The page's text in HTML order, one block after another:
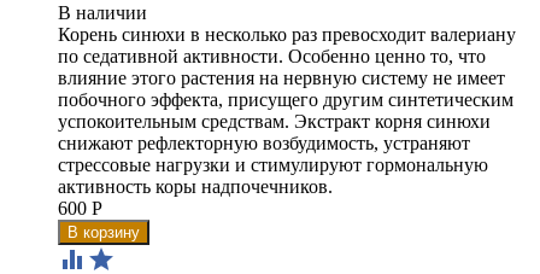
В наличии
Корень синюхи в несколько раз превосходит валериану
по седативной активности. Особенно ценно то, что
влияние этого растения на нервную систему не имеет
побочного эффекта, присущего другим синтетическим
успокоительным средствам. Экстракт корня синюхи
снижают рефлекторную возбудимость, устраняют
стрессовые нагрузки и стимулируют гормональную
активность коры надпочечников.
600 Р
 